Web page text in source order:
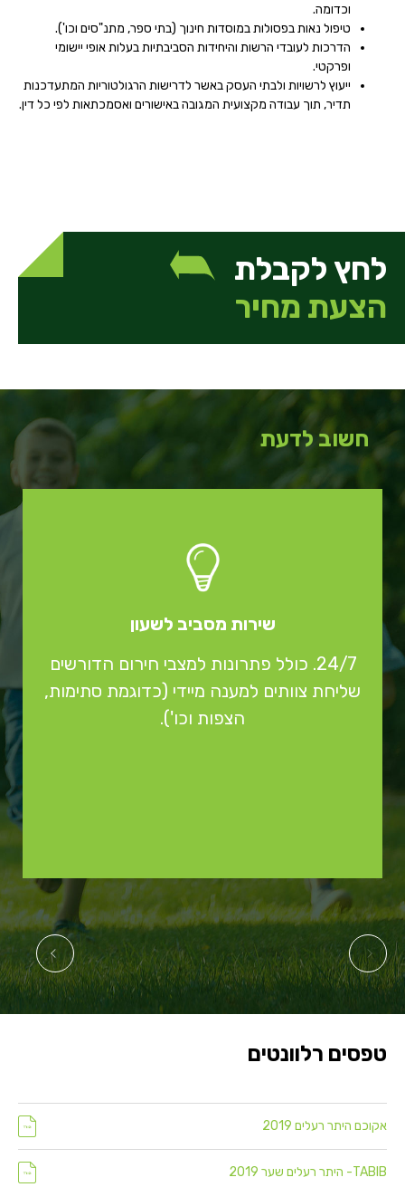
וכדומה.
טיפול נאות בפסולות במוסדות חינוך (בתי ספר, מתנ"סים וכו').
הדרכות לעובדי הרשות והיחידות הסביבתיות בעלות אופי יישומי
ופרקטי.
ייעוץ לרשויות ולבתי העסק באשר לדרישות הרגולטוריות המתעדכנות
תדיר, תוך עבודה מקצועית המגובה באישורים ואסמכתאות לפי כל דין.
לחץ לקבלת
הצעת מחיר
חשוב לדעת
שירות מסביב לשעון
24/7. כולל פתרונות למצבי חירום הדורשים
שליחת צוותים למענה מיידי (כדוגמת סתימות,
הצפות וכו').
טפסים רלוונטים
אקוכם היתר רעלים 2019
TABIB- היתר רעלים שער 2019